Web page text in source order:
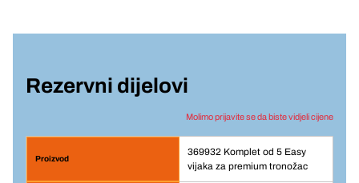
Rezervni dijelovi
Molimo prijavite se da biste vidjeli cijene
369932 Komplet od 5 Easy
vijaka za premium tronožac